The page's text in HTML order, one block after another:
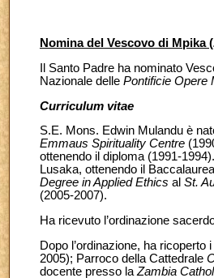
Nomina del Vescovo di Mpika
Il Santo Padre ha nominato
Nazionale delle Pontificie Opere
Curriculum vitae
S.E. Mons. Edwin Mulandu è
Emmaus Spirituality Centre
ottenendo il diploma (1991-
Lusaka, ottenendo il
Degree in Applied Ethics al St.
(2005-2007).
Ha ricevuto l’ordinazione
Dopo l’ordinazione, ha
2005); Parroco della Cattedrale
docente presso la Zambia